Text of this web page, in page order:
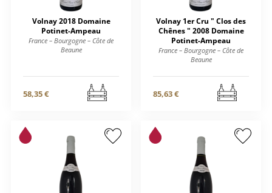
Volnay 2018 Domaine
Potinet-Ampeau
France – Bourgogne – Côte de
Beaune
58,35 €
Volnay 1er Cru " Clos des
Chênes " 2008 Domaine
Potinet-Ampeau
France – Bourgogne – Côte de
Beaune
85,63 €